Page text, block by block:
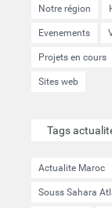
Notre région
Evenements
Projets en cours
Sites web
Tags
Actualite Maroc
Souss Sahara